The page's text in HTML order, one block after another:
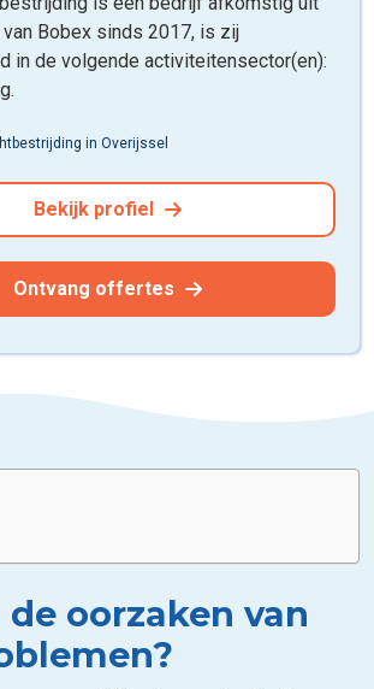
Bobex sinds 2017, is zij
in de volgende activiteitensector(en):
in Overijssel
Bekijk profiel
Ontvang offertes
oorzaken van